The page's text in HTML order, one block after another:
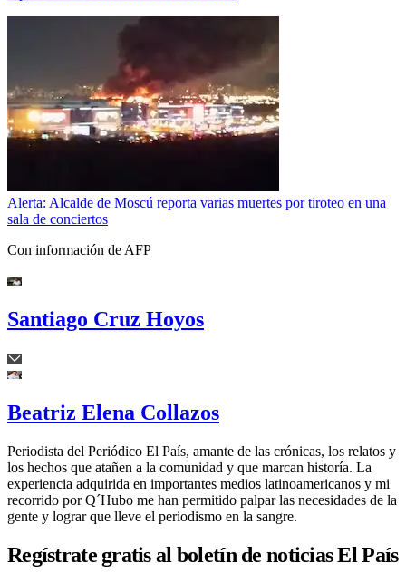
Alerta: Alcalde de Moscú reporta varias muertes por tiroteo en una
sala de conciertos
Con información de AFP
Santiago Cruz Hoyos
Beatriz Elena Collazos
Periodista del Periódico El País, amante de las crónicas, los relatos y
los hechos que atañen a la comunidad y que marcan historía. La
experiencia adquirida en importantes medios latinoamericanos y mi
recorrido por Q´Hubo me han permitido palpar las necesidades de la
gente y lograr que lleve el periodismo en la sangre.
Regístrate gratis al boletín de noticias El País